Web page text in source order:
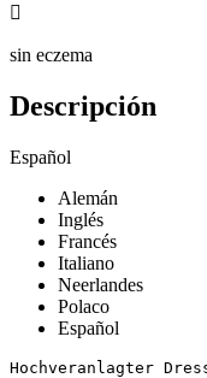

sin eczema
Descripción
Español
Alemán
Inglés
Francés
Italiano
Neerlandes
Polaco
Español
Hochveranlagter